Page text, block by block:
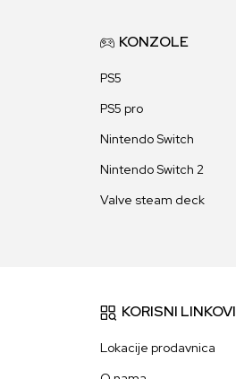
KONZOLE
PS5
PS5 pro
Nintendo Switch
Nintendo Switch 2
Valve steam deck
KORISNI LINKOVI
Lokacije prodavnica